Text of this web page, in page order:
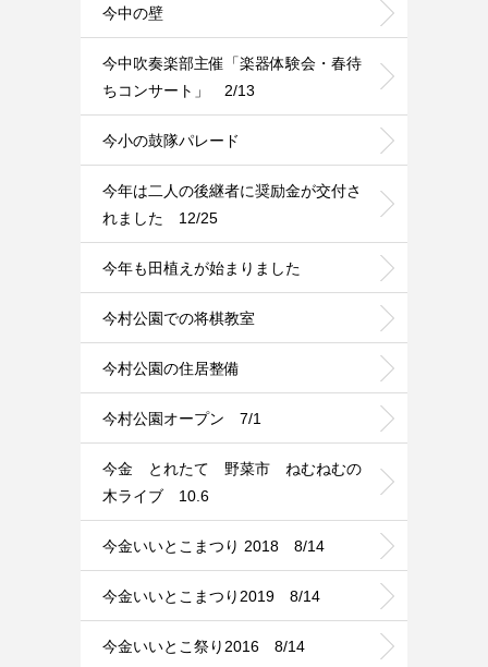
今中の壁
今中吹奏楽部主催「楽器体験会・春待
ちコンサート」 2/13
今小の鼓隊パレード
今年は二人の後継者に奨励金が交付さ
れました 12/25
今年も田植えが始まりました
今村公園での将棋教室
今村公園の住居整備
今村公園オープン 7/1
今金 とれたて 野菜市 ねむねむの
木ライブ 10.6
今金いいとこまつり 2018 8/14
今金いいとこまつり2019 8/14
今金いいとこ祭り2016 8/14